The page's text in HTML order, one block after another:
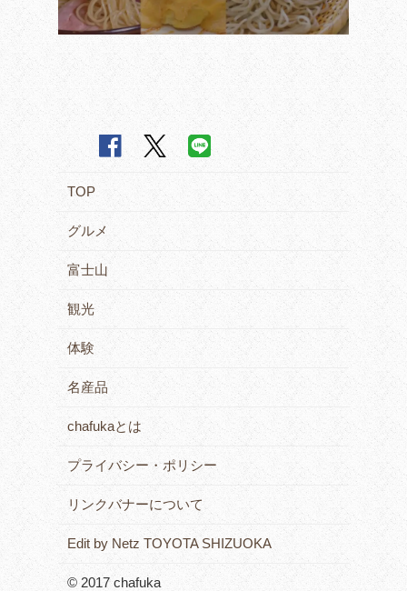
TOP
グルメ
富士山
観光
体験
名産品
chafukaとは
プライバシー・ポリシー
リンクバナーについて
Edit by Netz TOYOTA SHIZUOKA
© 2017 chafuka